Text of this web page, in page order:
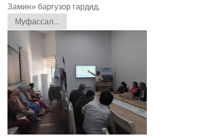
Замин» баргузор гардид.
Муфассал...